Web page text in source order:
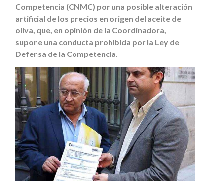
Competencia (CNMC) por una posible alteración
artificial de los precios en origen del aceite de
oliva, que, en opinión de la Coordinadora,
supone una conducta prohibida por la Ley de
Defensa de la Competencia.